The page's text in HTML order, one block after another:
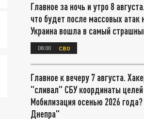
Главное за ночь и утро 8
что будет после массовых атак
Украина вошла в самый
08:00 СВО
Главное к вечеру 7 августа.
"сливал" СБУ координаты
Мобилизация осенью 2026
Днепра"